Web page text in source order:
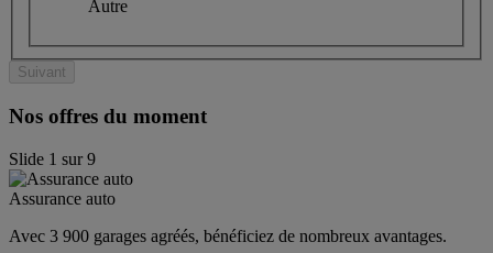
Autre
Suivant
Nos offres du moment
Slide 1 sur9
Assurance auto
Avec 3 900 garages agréés, bénéficiez de nombreux avantages.